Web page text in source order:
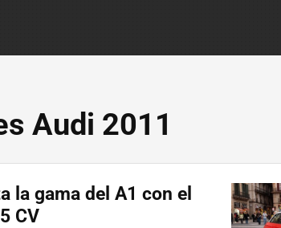
Audi 2011
la gama del A1 con el
CV